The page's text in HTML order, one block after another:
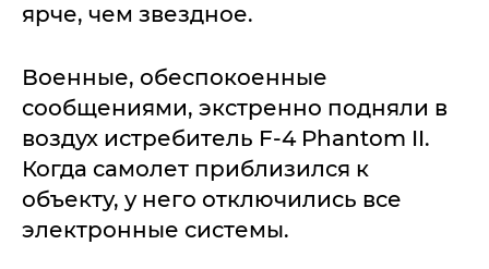
ярче, чем звездное.
Военные, обеспокоенные
сообщениями, экстренно подняли в
воздух истребитель F-4 Phantom II.
Когда самолет приблизился к
объекту, у него отключились все
электронные системы.